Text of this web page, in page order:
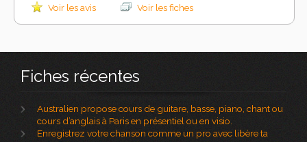
Voir les avis Voir les fiches
Fiches récentes
Australien propose cours de guitare, basse, piano, chant ou
cours d’anglais à Paris en présentiel ou en visio.
Enregistrez votre chanson comme un pro avec libère ta